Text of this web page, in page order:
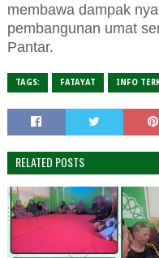
membawa dampak
pembangunan umat
Pantar.
TAGS: FATAYAT INFO
RELATED POSTS